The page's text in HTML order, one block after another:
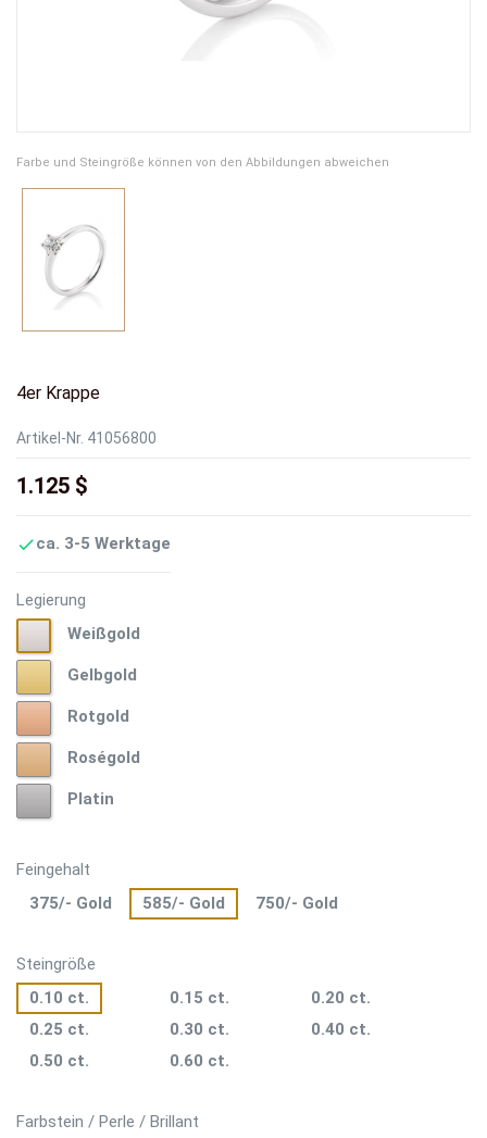
Farbe und Steingröße können von den Abbildungen abweichen
4er Krappe
Artikel-Nr. 41056800
1.125 $
ca. 3-5 Werktage
Legierung
WeißgoldWeißgold
GelbgoldGelbgold
RotgoldRotgold
RoségoldRoségold
Platin
Feingehalt
375/- Gold
585/- Gold 750/- Gold
Steingröße
0.10 ct.
0.15 ct.
0.20 ct.
0.25 ct.
0.30 ct.
0.40 ct.
0.50 ct.
0.60 ct.
Farbstein / Perle / Brillant